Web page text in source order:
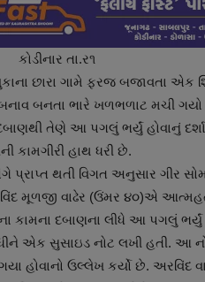
તા.ર૧
છારા ગામે ફરજ બજાવતા
બનાવ બનતા ભારે ખળભળાટ મચી
દબાણથી તેણે આ પગલું ભર્યું હોવાનું
કામગીરી હાથ ધરી છે.
થતી વિગત અનુસાર ગીર
મૂળજી વાઢેર (ઉંમર ૪૦)એ
કામના દબાણના લીધે આ પગલું
એક સુસાઇડ નોટ લખી હતી. આ
હોવાનો ઉલ્લેખ કર્યો છે. અરવિંદ